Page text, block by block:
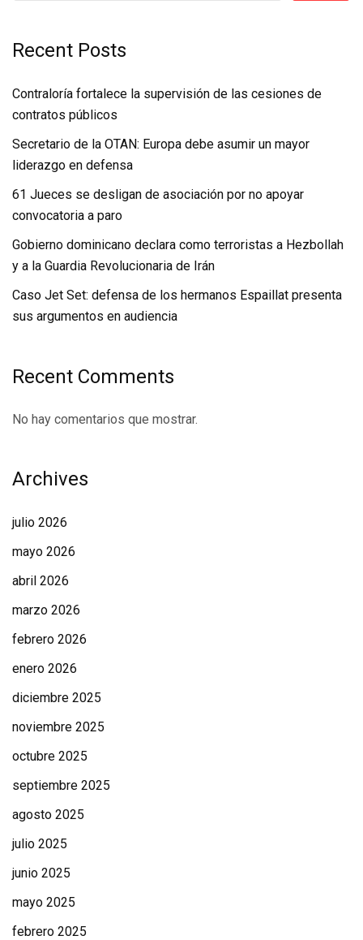
Recent Posts
Contraloría fortalece la supervisión de las cesiones de
contratos públicos
Secretario de la OTAN: Europa debe asumir un mayor
liderazgo en defensa
61 Jueces se desligan de asociación por no apoyar
convocatoria a paro
Gobierno dominicano declara como terroristas a Hezbollah
y a la Guardia Revolucionaria de Irán
Caso Jet Set: defensa de los hermanos Espaillat presenta
sus argumentos en audiencia
Recent Comments
No hay comentarios que mostrar.
Archives
julio 2026
mayo 2026
abril 2026
marzo 2026
febrero 2026
enero 2026
diciembre 2025
noviembre 2025
octubre 2025
septiembre 2025
agosto 2025
julio 2025
junio 2025
mayo 2025
febrero 2025